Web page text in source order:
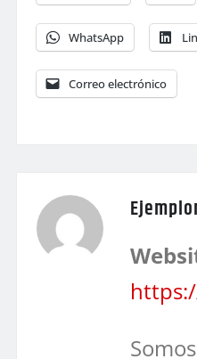
WhatsApp
Correo electrónico